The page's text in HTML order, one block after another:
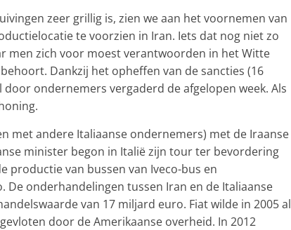
zeer grillig is, zien we aan het voornemen van
te voorzien in Iran. Iets dat nog niet zo
men zich voor moest verantwoorden in het Witte
Dankzij het opheffen van de sancties (16
ondernemers vergaderd de afgelopen week. Als
met andere Italiaanse ondernemers) met de Iraanse
minister begon in Italië zijn tour ter bevordering
productie van bussen van Iveco-bus en
De onderhandelingen tussen Iran en de Italiaanse
van 17 miljard euro. Fiat wilde in 2005 al
door de Amerikaanse overheid. In 2012